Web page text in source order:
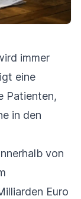
immer
eine
Patienten,
in den
von
Euro